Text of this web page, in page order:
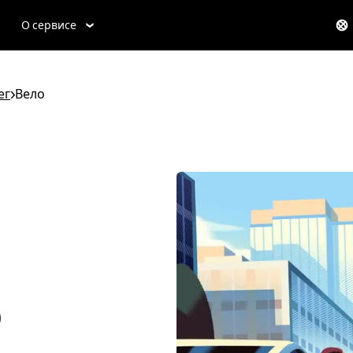
О сервисе
>Вело